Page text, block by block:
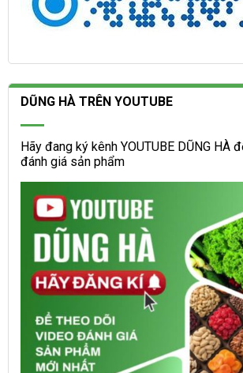
DŨNG HÀ TRÊN YOUTUBE
Hãy đang ký kênh YOUTUBE DŨNG HÀ
đánh giá sản phẩm